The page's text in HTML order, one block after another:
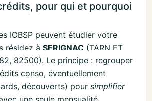
pour qui et pourquoi
IOBSP peuvent étudier votre
résidez à SERIGNAC (TARN ET
82500). Le principe : regrouper
conso, éventuellement
découverts) pour simplifier